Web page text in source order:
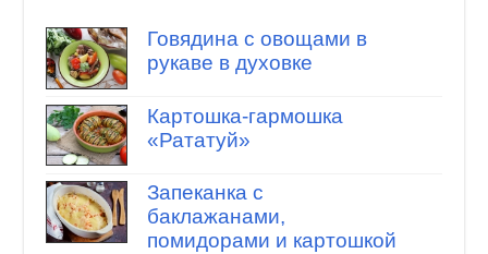
Говядина с овощами в
рукаве в духовке
Картошка-гармошка
«Рататуй»
Запеканка с
баклажанами,
помидорами и картошкой